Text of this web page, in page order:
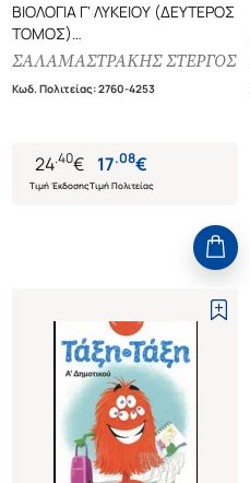
ΒΙΟΛΟΓΙΑ Γ' ΛΥΚΕΙΟΥ (ΔΕΥΤΕΡΟΣ
ΤΟΜΟΣ)
ΟΜΑΔΑ ΠΡΟΣΑΝΑΤΟΛΙΣΜΟΥ
ΣΑΛΑΜΑΣΤΡΑΚΗΣ ΣΤΕΡΓΟΣ
Κωδ. Πολιτείας:2760-4253
24.40€
Τιμή Έκδοσης
17.08€
Τιμή Πολιτείας